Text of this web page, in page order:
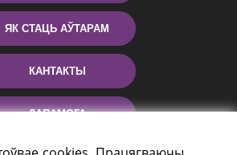
ЯК СТАЦЬ АЎТАРАМ
КАНТАКТЫ
ДАПАМОГА